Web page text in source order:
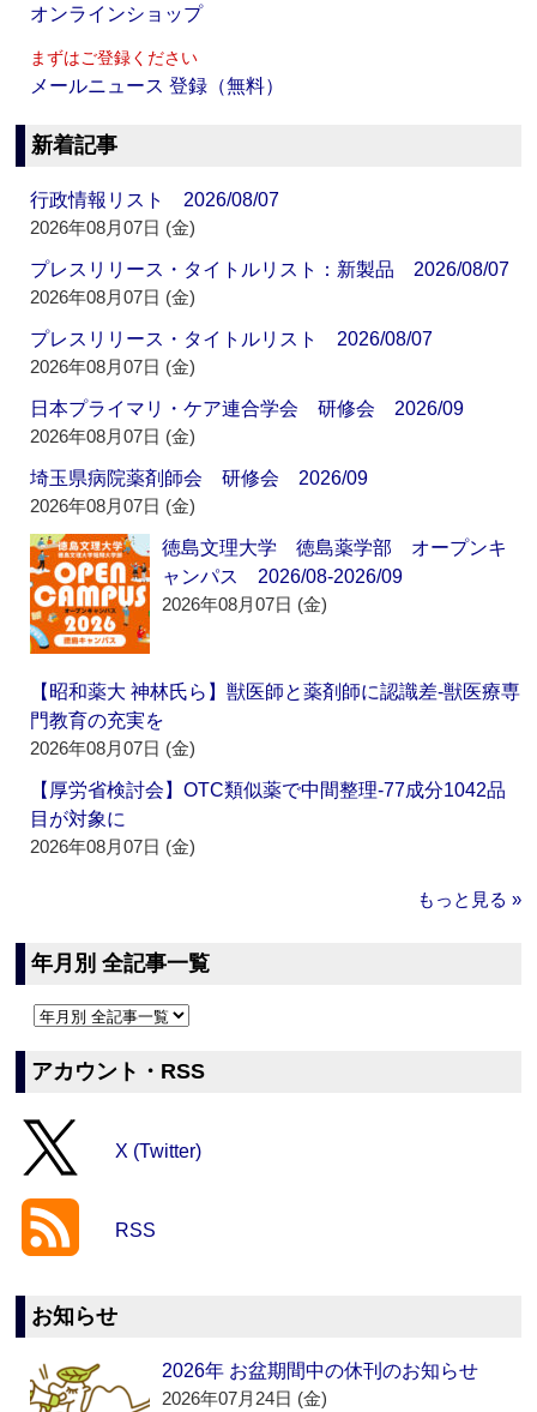
オンラインショップ
まずはご登録ください
メールニュース 登録（無料）
新着記事
行政情報リスト 2026/08/07
2026年08月07日 (金)
プレスリリース・タイトルリスト：新製品 2026/08/07
2026年08月07日 (金)
プレスリリース・タイトルリスト 2026/08/07
2026年08月07日 (金)
日本プライマリ・ケア連合学会 研修会 2026/09
2026年08月07日 (金)
埼玉県病院薬剤師会 研修会 2026/09
2026年08月07日 (金)
徳島文理大学 徳島薬学部 オープンキ
ャンパス 2026/08-2026/09
2026年08月07日 (金)
【昭和薬大 神林氏ら】獣医師と薬剤師に認識差‐獣医療専
門教育の充実を
2026年08月07日 (金)
【厚労省検討会】OTC類似薬で中間整理‐77成分1042品
目が対象に
2026年08月07日 (金)
もっと見る »
年月別 全記事一覧
アカウント・RSS
X (Twitter)
RSS
お知らせ
2026年 お盆期間中の休刊のお知らせ
2026年07月24日 (金)